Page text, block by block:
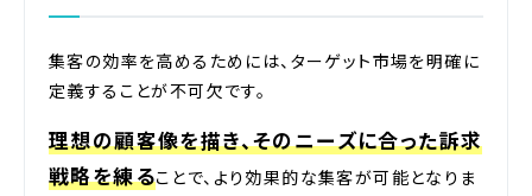
集客の効率を高めるためには、ターゲット市場を明確に
定義することが不可欠です。
理想の顧客像を描き、そのニーズに合った訴求
戦略を練ることで、より効果的な集客が可能となりま